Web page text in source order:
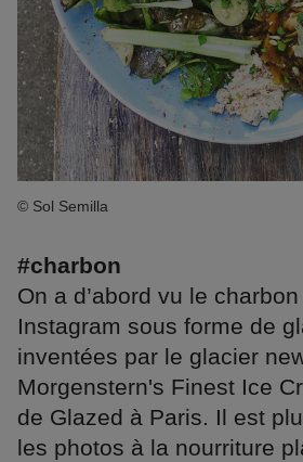
© Sol Semilla
#charbon
On a d’abord vu le
Instagram sous forme de
inventées par le glacier
Morgenstern's Finest Ice
de Glazed à Paris. Il est
les photos à la nourriture